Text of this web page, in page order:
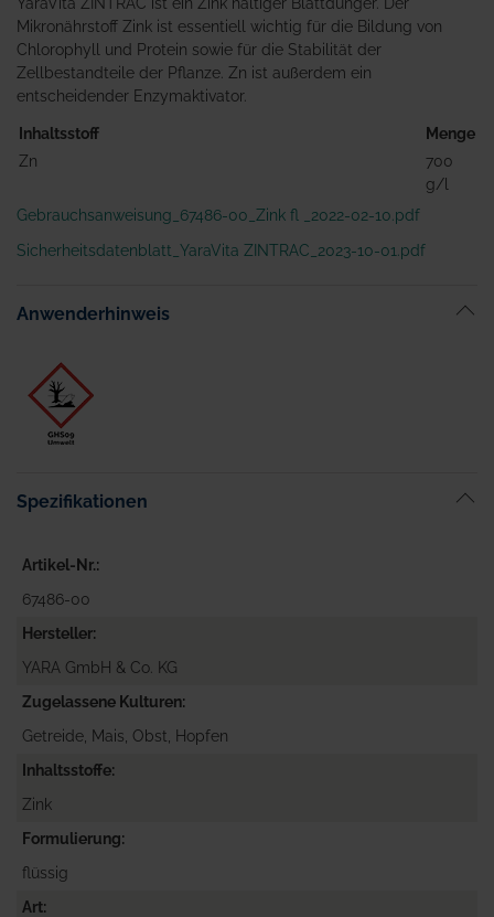
YaraVita ZINTRAC ist ein Zink haltiger Blattdünger. Der
Mikronährstoff Zink ist essentiell wichtig für die Bildung von
Chlorophyll und Protein sowie für die Stabilität der
Zellbestandteile der Pflanze. Zn ist außerdem ein
entscheidender Enzymaktivator.
Inhaltsstoff
Menge
Zn
700
g/l
Gebrauchsanweisung_67486-00_Zink fl _2022-02-10.pdf
Sicherheitsdatenblatt_YaraVita ZINTRAC_2023-10-01.pdf
Anwenderhinweis
Spezifikationen
Artikel-Nr.
67486-00
Hersteller
YARA GmbH & Co. KG
Zugelassene Kulturen
Getreide, Mais, Obst, Hopfen
Inhaltsstoffe
Zink
Formulierung
flüssig
Art